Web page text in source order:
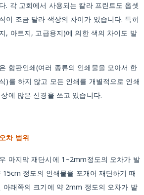
. 각 교회에서 사용되는 칼라 프린트도 옵셋
이 조금 달라 색상의 차이가 있습니다. 특히
, 아트지, 고급용지)에 의한 색의 차이도 발
합판인쇄(여러 종류의 인쇄물을 모아서 한
)를 하지 않고 모든 인쇄를 개별적으로 인쇄
에 많은 신경을 쓰고 있습니다.
차 범위
마지막 재단시에 1~2mm정도의 오차가 발
15cm 정도의 인쇄물을 포개어 재단하기 때
아래쪽의 크기에 약 2mm 정도의 오차가 발